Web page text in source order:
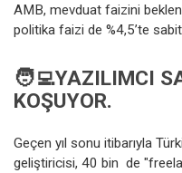
AMB, mevduat faizini
politika faizi de %4,5’te sabit
🧑‍💻YAZILIMCI
KOŞUYOR.
Geçen yıl sonu itibarıyla
geliştiricisi, 40 bin de